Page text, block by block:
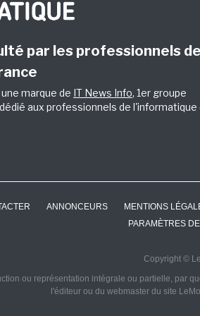
par les professionnels
marque de IT News Info, 1er groupe
aux professionnels de l'informatique
ANNONCEURS MENTIONS
PARAMÈTRES
Copyright ©
ou représentation intégrale ou partielle, par
l'éditeur ou du webmaster du site